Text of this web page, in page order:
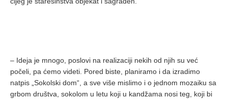
– Ideja je mnogo, poslovi na realizaciji nekih od njih su već
počeli, pa ćemo videti. Pored biste, planiramo i da izradimo
natpis „Sokolski dom“, a sve više mislimo i o jednom mozaiku sa
grbom društva, sokolom u letu koji u kandžama nosi teg, koji bi